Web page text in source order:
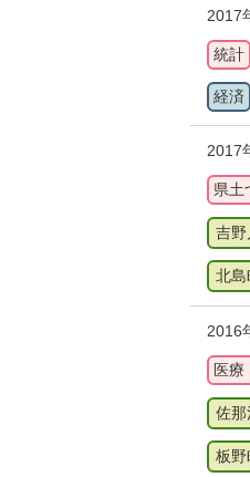
2017
統計
経済
2017
県土
吉野
北島
2016
医療
佐那
板野